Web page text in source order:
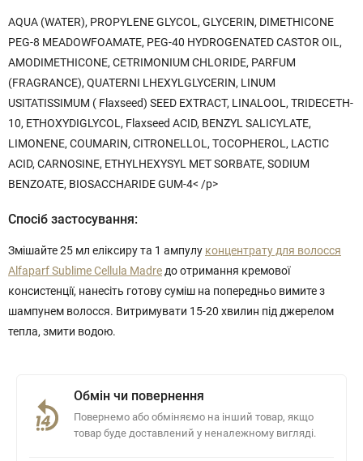
AQUA (WATER), PROPYLENE GLYCOL, GLYCERIN, DIMETHICONE
PEG-8 MEADOWFOAMATE, PEG-40 HYDROGENATED CASTOR OIL,
AMODIMETHICONE, CETRIMONIUM CHLORIDE, PARFUM
(FRAGRANCE), QUATERNI LHEXYLGLYCERIN, LINUM
USITATISSIMUM ( Flaxseed) SEED EXTRACT, LINALOOL, TRIDECETH-
10, ETHOXYDIGLYCOL, Flaxseed ACID, BENZYL SALICYLATE,
LIMONENE, COUMARIN, CITRONELLOL, TOCOPHEROL, LACTIC
ACID, CARNOSINE, ETHYLHEXYSYL MET SORBATE, SODIUM
BENZOATE, BIOSACCHARIDE GUM-4< /p>
Спосіб застосування:
Змішайте 25 мл еліксиру та 1 ампулу концентрату для волосся
Alfaparf Sublime Cellula Madre до отримання кремової
консистенції, нанесіть готову суміш на попередньо вимите з
шампунем волосся. Витримувати 15-20 хвилин під джерелом
тепла, змити водою.
Обмін чи повернення
Повернемо або обміняємо на інший товар, якщо
товар буде доставлений у неналежному вигляді.